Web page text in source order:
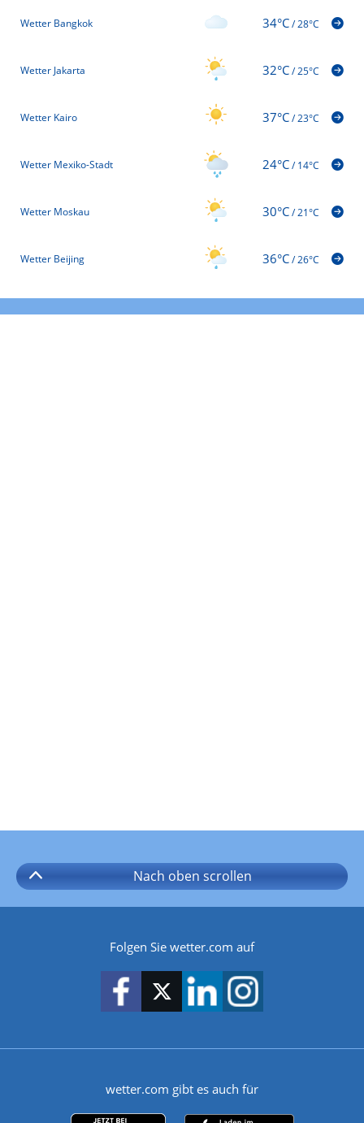
Wetter Bangkok 34°C/28°C
Wetter Jakarta 32°C/25°C
Wetter Kairo 37°C/23°C
Wetter Mexiko-Stadt 24°C/14°C
Wetter Moskau 30°C/21°C
Wetter Beijing 36°C/26°C
Nach oben scrollen
Folgen Sie wetter.com auf
wetter.com gibt es auch für